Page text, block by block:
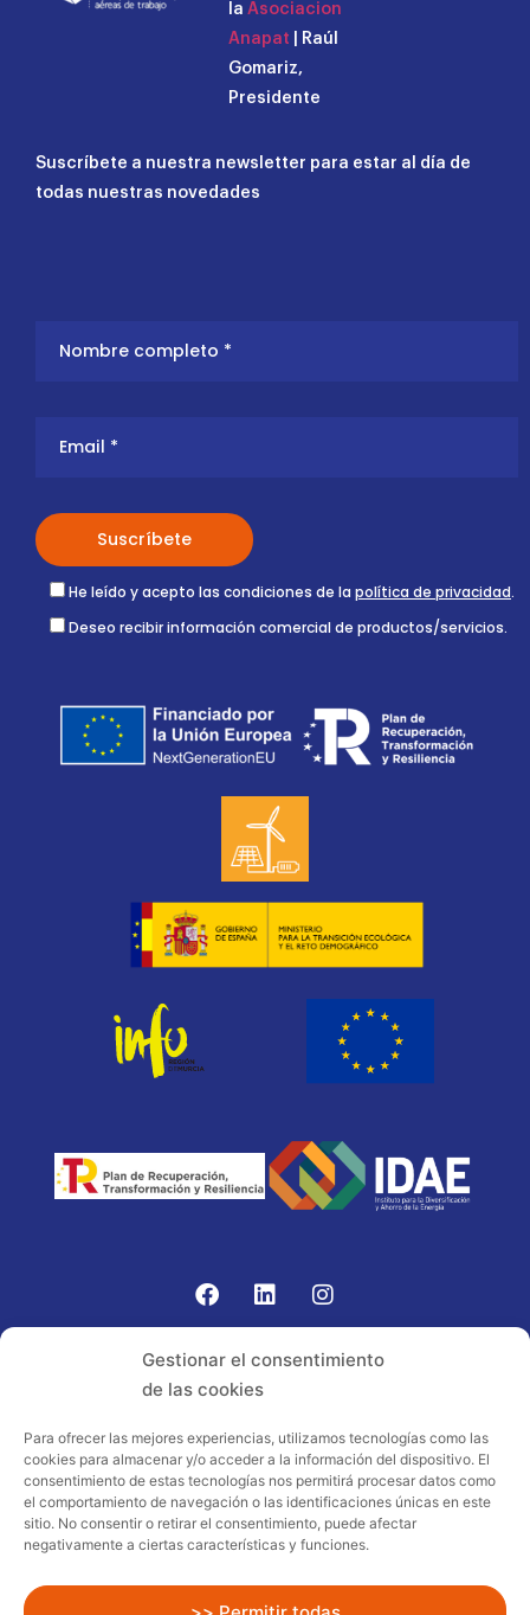
Gestionar el consentimiento
de las cookies
Para ofrecer las mejores experiencias, utilizamos tecnologías como las
cookies para almacenar y/o acceder a la información del dispositivo. El
consentimiento de estas tecnologías nos permitirá procesar datos como
el comportamiento de navegación o las identificaciones únicas en este
sitio. No consentir o retirar el consentimiento, puede afectar
negativamente a ciertas características y funciones.
la Asociacion
Anapat | Raúl
Gomariz,
Presidente
Suscríbete a nuestra newsletter para estar al día de
todas nuestras novedades
He leído y acepto las condiciones de la política de privacidad.
Deseo recibir información comercial de productos/servicios.
Proyecto acogido al programa de
incentivos ligados al autoconsumo y
almacenamiento, con fuentes de energía
renovables, así como a la implantación
sector residencial en el marco del Plan